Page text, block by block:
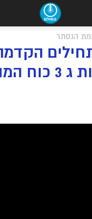
הנסתר
מאירות אות ג 3